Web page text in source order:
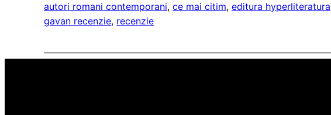
autori romani contemporani, ce mai citim, editura hyperliteratura
gavan recenzie, recenzie